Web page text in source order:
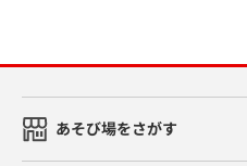
あそび場をさがす